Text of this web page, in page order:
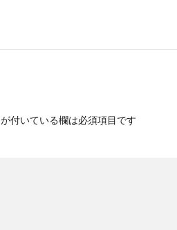
が付いている欄は必須項目です